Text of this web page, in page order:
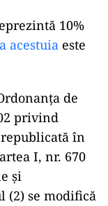
10%
acestuia este
de
privind
în
I, nr. 670
și
(2) se modifică